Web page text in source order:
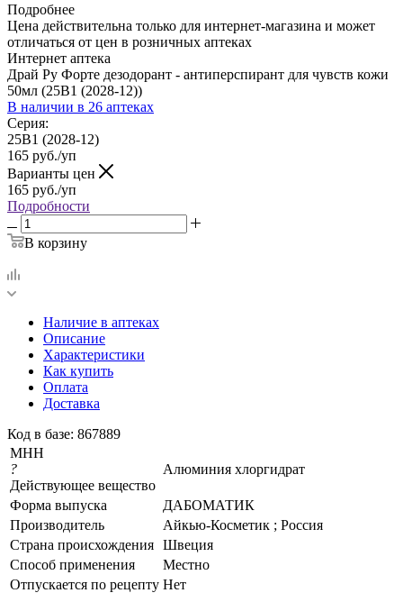
Подробнее
Цена действительна только для интернет-магазина и может
отличаться от цен в розничных аптеках
Интернет аптека
Драй Ру Форте дезодорант - антиперспирант для чувств кожи
50мл (25В1 (2028-12))
В наличии в 26 аптеках
Серия:
25В1 (2028-12)
165 руб./уп
Варианты цен
165 руб./уп
Подробности
В корзину
Наличие в аптеках
Описание
Характеристики
Как купить
Оплата
Доставка
Код в базе: 867889
МНН
?
Действующее вещество
Алюминия хлоргидрат
Форма выпуска
ДАБОМАТИК
Производитель
Айкью-Косметик ; Россия
Страна происхождения Швеция
Способ применения
Местно
Отпускается по рецепту Нет